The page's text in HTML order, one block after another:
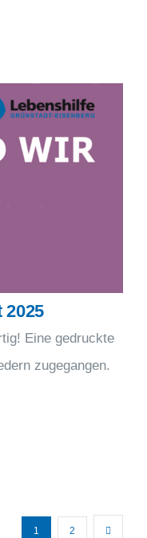
2025
Eine gedruckte
zugegangen.
1 2